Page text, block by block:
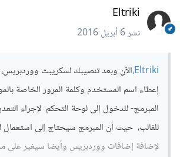
في هذه الحالة لن تعطي الاستضافة لأي أحد، لأن
مع المبرمج، هل أُدرجت بشكل صحيح أم لا؟
Theme Development
Eltriki
نشر6 أبريل 2016
Eltriki،الآن وبعد تنصيبك لسكريبت
إعطاء اسم المستخدم وكلمة المرور الخاصة
المبرمج- للدخول إلى لوحة التحكم لإجراء
للقالب، حيث أن المبرمج سيحتاج إلى استعمال
لإضافة إضافات ووردبريس وأيضا سيغير على